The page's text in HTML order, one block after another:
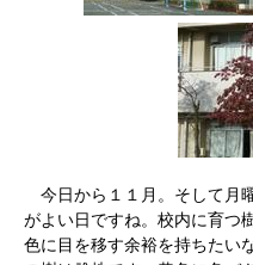
今日から１１月。そして月
がよい日ですね。校内に育つ
色に目を移す余裕を持ちたい